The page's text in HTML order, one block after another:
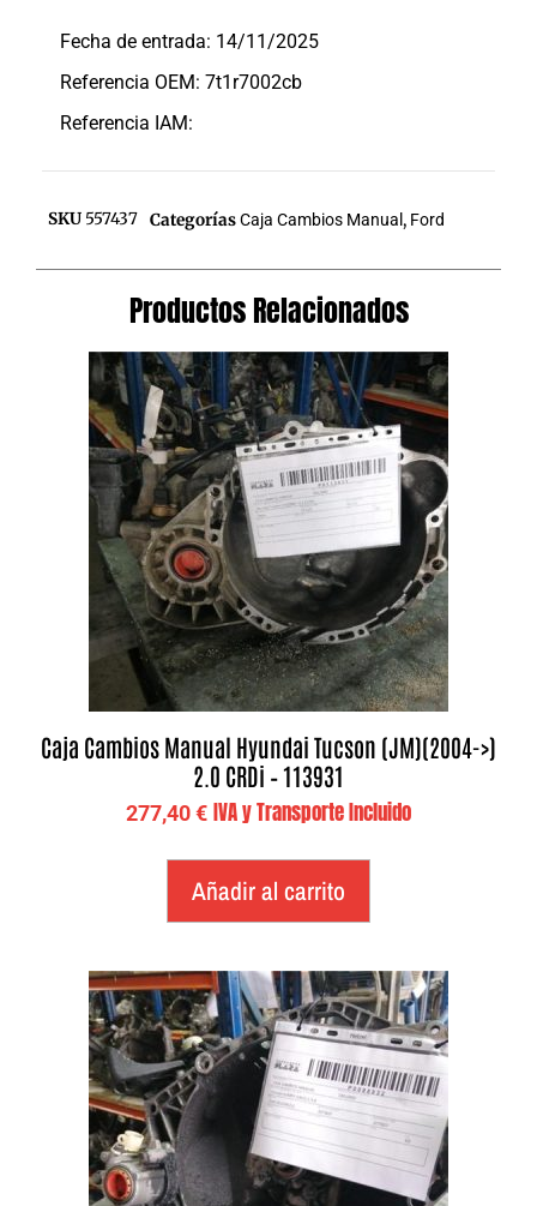
Fecha de entrada: 14/11/2025
Referencia OEM: 7t1r7002cb
Referencia IAM:
SKU 557437 CategoríasCaja Cambios Manual , Ford
Productos Relacionados
Caja Cambios Manual Hyundai Tucson (JM)(2004->)
2.0 CRDi – 113931
277,40€ IVA y Transporte Incluido
Añadir al carrito